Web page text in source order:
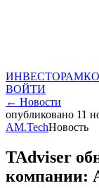
ИНВЕСТОРАМ
ВОЙТИ
← Новости
опубликовано 11
AM.TechНовость
TAdviser
компании: